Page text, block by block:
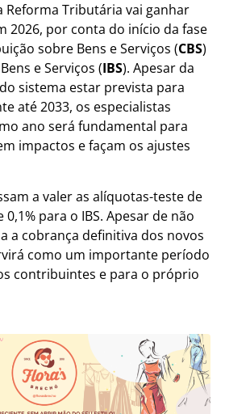
Reforma Tributária vai ganhar
2026, por conta do início da fase
sobre Bens e Serviços (CBS)
e Serviços (IBS). Apesar da
sistema estar prevista para
até 2033, os especialistas
ano será fundamental para
impactos e façam os ajustes
a valer as alíquotas-teste de
0,1% para o IBS. Apesar de não
a cobrança definitiva dos novos
como um importante período
contribuintes e para o próprio